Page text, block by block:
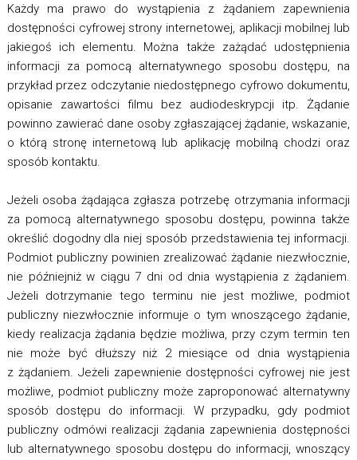
Każdy ma prawo do wystąpienia z żądaniem zapewnienia
dostępności cyfrowej strony internetowej, aplikacji mobilnej lub
jakiegoś ich elementu. Można także zażądać udostępnienia
informacji za pomocą alternatywnego sposobu dostępu, na
przykład przez odczytanie niedostępnego cyfrowo dokumentu,
opisanie zawartości filmu bez audiodeskrypcji itp. Żądanie
powinno zawierać dane osoby zgłaszającej żądanie, wskazanie,
o którą stronę internetową lub aplikację mobilną chodzi oraz
sposób kontaktu.
Jeżeli osoba żądająca zgłasza potrzebę otrzymania informacji
za pomocą alternatywnego sposobu dostępu, powinna także
określić dogodny dla niej sposób przedstawienia tej informacji.
Podmiot publiczny powinien zrealizować żądanie niezwłocznie,
nie późniejniż w ciągu 7 dni od dnia wystąpienia z żądaniem.
Jeżeli dotrzymanie tego terminu nie jest możliwe, podmiot
publiczny niezwłocznie informuje o tym wnoszącego żądanie,
kiedy realizacja żądania będzie możliwa, przy czym termin ten
nie może być dłuższy niż 2 miesiące od dnia wystąpienia
z żądaniem. Jeżeli zapewnienie dostępności cyfrowej nie jest
możliwe, podmiot publiczny może zaproponować alternatywny
sposób dostępu do informacji. W przypadku, gdy podmiot
publiczny odmówi realizacji żądania zapewnienia dostępności
lub alternatywnego sposobu dostępu do informacji, wnoszący